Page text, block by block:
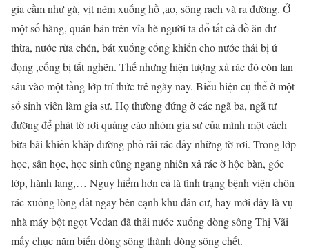
gia cầm như gà, vịt ném xuống hồ ,ao, sông rạch và ra đường. Ở
một số hàng, quán bán trên vỉa hè người ta đổ tất cả đồ ăn dư
thừa, nước rửa chén, bát xuống cống khiến cho nước thải bị ứ
đọng ,cống bị tắt nghẽn. Thế nhưng hiện tượng xả rác đó còn lan
sâu vào một tầng lớp trí thức trẻ ngày nay. Biểu hiện cụ thể ở một
số sinh viên làm gia sư. Họ thường đứng ở các ngã ba, ngã tư
đường để phát tờ rơi quảng cáo nhóm gia sư của mình một cách
bừa bãi khiến khắp đường phố rải rác đầy những tờ rơi. Trong lớp
học, sân học, học sinh cũng ngang nhiên xả rác ở hộc bàn, góc
lớp, hành lang,… Nguy hiểm hơn cả là tình trạng bệnh viện chôn
rác xuồng lòng đất ngay bên cạnh khu dân cư, hay mới đây là vụ
nhà máy bột ngọt Vedan đã thải nước xuống dòng sông Thị Vãi
mấy chục năm biến dòng sông thành dòng sông chết.